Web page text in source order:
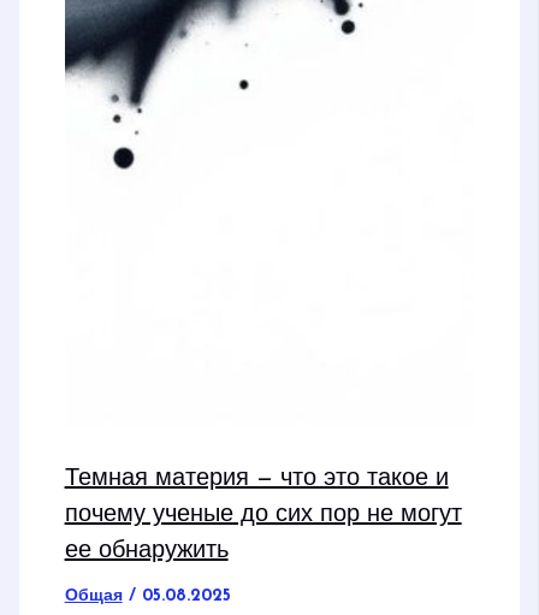
Темная материя — что это такое и
почему ученые до сих пор не могут
ее обнаружить
Общая/ 05.08.2025